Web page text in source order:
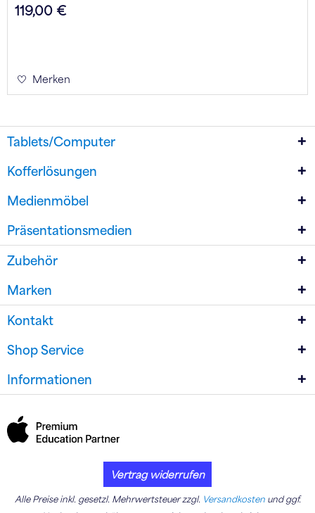
119,00 €
Merken
Tablets/Computer
Kofferlösungen
Medienmöbel
Präsentationsmedien
Zubehör
Marken
Kontakt
Shop Service
Informationen
Vertrag widerrufen
Alle Preise inkl. gesetzl. Mehrwertsteuer zzgl. Versandkostenund ggf.